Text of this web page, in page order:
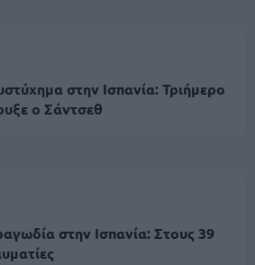
στην Ισπανία: Τριήμερο
ο Σάντσεθ
στην Ισπανία: Στους 39